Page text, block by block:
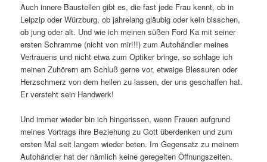
Auch innere Baustellen gibt es, die fast jede Frau kennt, ob in
Leipzip oder Würzburg, ob jahrelang gläubig oder kein bisschen,
ob jung oder alt. Und wie ich meinen süßen Ford Ka mit seiner
ersten Schramme (nicht von mir!!!) zum Autohändler meines
Vertrauens und nicht etwa zum Optiker bringe, so schlage ich
meinen Zuhörern am Schluß gerne vor, etwaige Blessuren oder
Herzschmerz von dem heilen zu lassen, der uns geschaffen hat.
Er versteht sein Handwerk!
Und immer wieder bin ich hingerissen, wenn Frauen aufgrund
meines Vortrags ihre Beziehung zu Gott überdenken und zum
ersten Mal seit langem wieder beten. Im Gegensatz zu meinem
Autohändler hat der nämlich keine geregelten Öffnungszeiten.